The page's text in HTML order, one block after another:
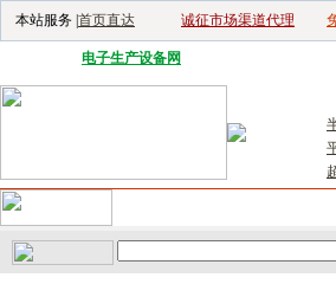
本站服务 | 首页直达 诚征市场渠道代理
电子生产设备网